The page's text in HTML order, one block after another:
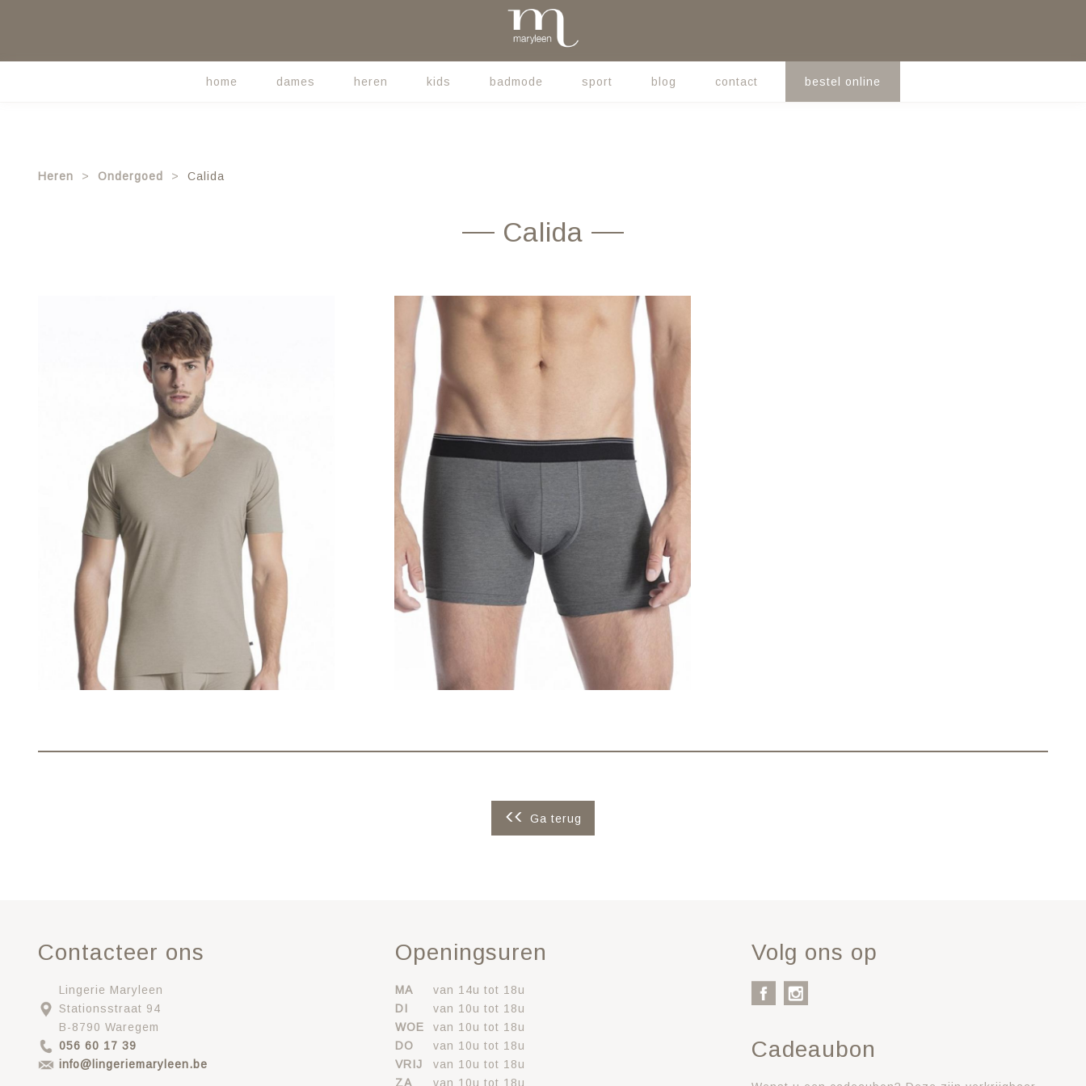
content
home dames heren kids badmode sport blog contact bestel online
Heren Ondergoed Calida
Calida
Ga terug
Contacteer ons
Lingerie Maryleen
Stationsstraat 94
B-8790 Waregem
056 60 17 39
info@lingeriemaryleen.be
Openingsuren
MA
van 14u tot 18u
DI
van 10u tot 18u
WOE
van 10u tot 18u
DO
van 10u tot 18u
VRIJ
van 10u tot 18u
ZA
van 10u tot 18u
Volg ons op
Cadeaubon